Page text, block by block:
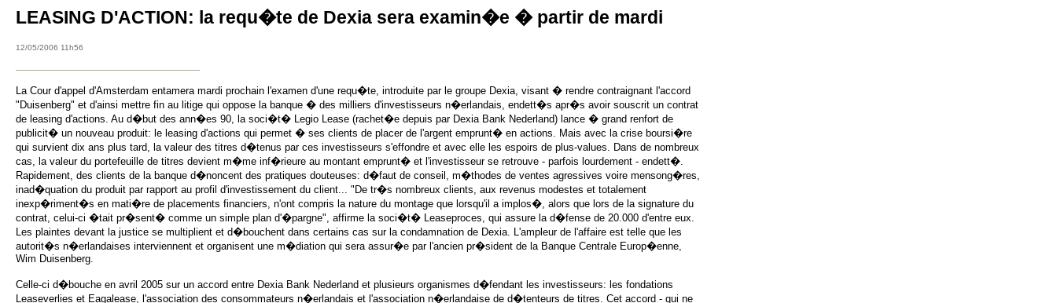
LEASING D'ACTION: la requ�te de Dexia sera examin�e � partir de mardi
12/05/2006 11h56
La Cour d'appel d'Amsterdam entamera mardi prochain l'examen d'une requ�te, introduite par le groupe Dexia, visant � rendre contraignant l'accord
"Duisenberg" et d'ainsi mettre fin au litige qui oppose la banque � des milliers d'investisseurs n�erlandais, endett�s apr�s avoir souscrit un contrat
de leasing d'actions. Au d�but des ann�es 90, la soci�t� Legio Lease (rachet�e depuis par Dexia Bank Nederland) lance � grand renfort de
publicit� un nouveau produit: le leasing d'actions qui permet � ses clients de placer de l'argent emprunt� en actions. Mais avec la crise boursi�re
qui survient dix ans plus tard, la valeur des titres d�tenus par ces investisseurs s'effondre et avec elle les espoirs de plus-values. Dans de nombreux
cas, la valeur du portefeuille de titres devient m�me inf�rieure au montant emprunt� et l'investisseur se retrouve - parfois lourdement - endett�.
Rapidement, des clients de la banque d�noncent des pratiques douteuses: d�faut de conseil, m�thodes de ventes agressives voire mensong�res,
inad�quation du produit par rapport au profil d'investissement du client... "De tr�s nombreux clients, aux revenus modestes et totalement
inexp�riment�s en mati�re de placements financiers, n'ont compris la nature du montage que lorsqu'il a implos�, alors que lors de la signature du
contrat, celui-ci �tait pr�sent� comme un simple plan d'�pargne", affirme la soci�t� Leaseproces, qui assure la d�fense de 20.000 d'entre eux.
Les plaintes devant la justice se multiplient et d�bouchent dans certains cas sur la condamnation de Dexia. L'ampleur de l'affaire est telle que les
autorit�s n�erlandaises interviennent et organisent une m�diation qui sera assur�e par l'ancien pr�sident de la Banque Centrale Europ�enne,
Wim Duisenberg.
Celle-ci d�bouche en avril 2005 sur un accord entre Dexia Bank Nederland et plusieurs organismes d�fendant les investisseurs: les fondations
Leaseverlies et Eagalease, l'association des consommateurs n�erlandais et l'association n�erlandaise de d�tenteurs de titres. Cet accord - qui ne